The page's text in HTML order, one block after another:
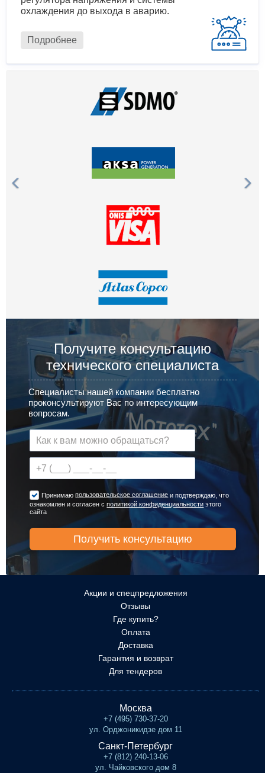
охлаждения до выхода в аварию.
Подробнее
Получите консультацию
технического специалиста
Специалисты нашей компании бесплатно
проконсультируют Вас по интересующим
вопросам.
Принимаюпользовательское соглашение и подтверждаю, что
ознакомлен и согласен сполитикой конфиденциальности этого
сайта
Акции и спецпредложения
Отзывы
Где купить?
Оплата
Доставка
Гарантия и возврат
Для тендеров
Москва
+7 (495) 730-37-20
ул. Орджоникидзе дом 11
Санкт-Петербург
+7 (812) 240-13-06
ул. Чайковского дом 8